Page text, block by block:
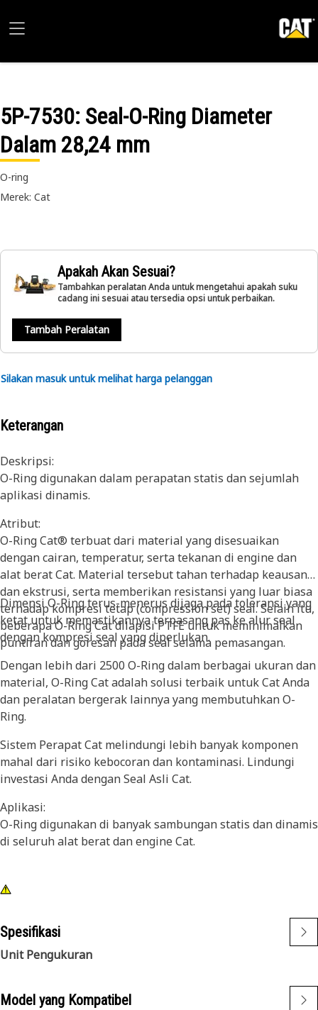
5P-7530: Seal-O-Ring Diameter
Dalam 28,24 mm
O-ring
Merek: Cat
Apakah Akan Sesuai?
Tambahkan peralatan Anda untuk mengetahui apakah suku
cadang ini sesuai atau tersedia opsi untuk perbaikan.
Tambah Peralatan
Silakan masuk untuk melihat harga pelanggan
Keterangan
Deskripsi:
O-Ring digunakan dalam perapatan statis dan sejumlah
aplikasi dinamis.
Atribut:
O-Ring Cat® terbuat dari material yang disesuaikan
dengan cairan, temperatur, serta tekanan di engine dan
alat berat Cat. Material tersebut tahan terhadap keausan
dan ekstrusi, serta memberikan resistansi yang luar biasa
terhadap kompresi tetap (compression set) seal. Selain itu,
beberapa O-Ring Cat dilapisi PTFE untuk meminimalkan
puntiran dan goresan pada seal selama pemasangan.
Dimensi O-Ring terus-menerus dijaga pada toleransi yang
ketat untuk memastikannya terpasang pas ke alur seal
dengan kompresi seal yang diperlukan.
Dengan lebih dari 2500 O-Ring dalam berbagai ukuran dan
material, O-Ring Cat adalah solusi terbaik untuk Cat Anda
dan peralatan bergerak lainnya yang membutuhkan O-
Ring.
Sistem Perapat Cat melindungi lebih banyak komponen
mahal dari risiko kebocoran dan kontaminasi. Lindungi
investasi Anda dengan Seal Asli Cat.
Aplikasi:
O-Ring digunakan di banyak sambungan statis dan dinamis
di seluruh alat berat dan engine Cat.
Spesifikasi
Unit Pengukuran
Model yang Kompatibel